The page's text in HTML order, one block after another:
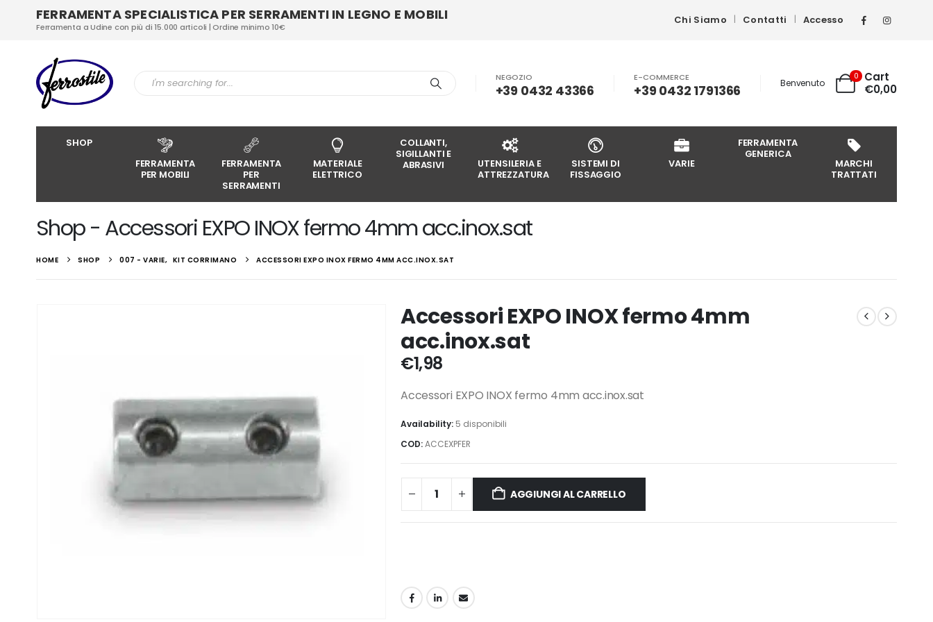
FERRAMENTA SPECIALISTICA PER SERRAMENTI IN LEGNO E MOBILI
Ferramenta a Udine con più di 15.000 articoli | Ordine minimo 10€
Chi Siamo Contatti Accesso
NEGOZIO
+39 0432 43366
E-COMMERCE
+39 0432 1791366 Benvenuto
0
Cart
€0,00
SHOP
FERRAMENTA
PER MOBILI
FERRAMENTA
PER
SERRAMENTI
MATERIALE
ELETTRICO
COLLANTI,
SIGILLANTI E
ABRASIVI
UTENSILERIA E
ATTREZZATURA
SISTEMI DI
FISSAGGIO
VARIE
FERRAMENTA
GENERICA
MARCHI
TRATTATI
Shop - Accessori EXPO INOX fermo 4mm acc.inox.sat
HOME SHOP 007 - VARIE, KIT CORRIMANO ACCESSORI EXPO INOX FERMO 4MM ACC.INOX.SAT
Accessori EXPO INOX fermo 4mm
acc.inox.sat
€1,98
Accessori EXPO INOX fermo 4mm acc.inox.sat
Availability: 5 disponibili
COD:ACCEXPFER
AGGIUNGI AL CARRELLO